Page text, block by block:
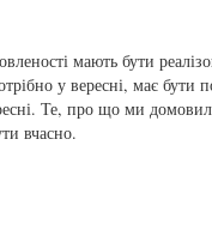
мають бути
у вересні, має бути
Те, про що ми
вчасно.